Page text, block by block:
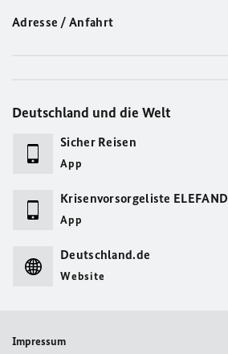
Adresse / Anfahrt
Deutschland und die Welt
Sicher Reisen
App
Krisenvorsorgeliste ELEFAND
App
Deutschland.de
Website
Impressum